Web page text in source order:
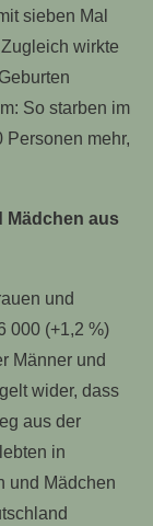
sieben Mal
wirkte
So starben im
Personen mehr,
Mädchen aus
und
000 (+1,2 %)
Männer und
wider, dass
aus der
in
und Mädchen